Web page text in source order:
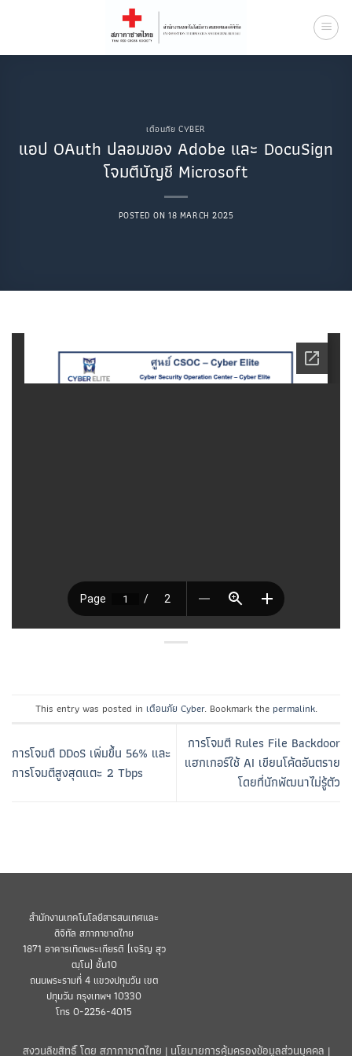
เตือนภัย CYBER
แอป OAuth ปลอมของ Adobe และ DocuSign
โจมตีบัญชี Microsoft
POSTED ON18 MARCH 2025
This entry was posted in เตือนภัย Cyber. Bookmark the permalink.
การโจมตี DDoS เพิ่มขึ้น 56% และ
การโจมตีสูงสุดแตะ 2 Tbps
การโจมตี Rules File Backdoor
แฮกเกอร์ใช้ AI เขียนโค้ดอันตราย
โดยที่นักพัฒนาไม่รู้ตัว
สำนักงานเทคโนโลยีสารสนเทศและ
ดิจิทัล สภากาชาดไทย
1871 อาคารเทิดพระเกียรติ (เจริญ สุว
ฒฺโน) ชั้น10
ถนนพระรามที่ 4 แขวงปทุมวัน เขต
ปทุมวัน กรุงเทพฯ 10330
โทร 0-2256-4015
สงวนลิขสิทธิ์ โดย สภากาชาดไทย | นโยบายการคุ้มครองข้อมูลส่วนบุคคล |